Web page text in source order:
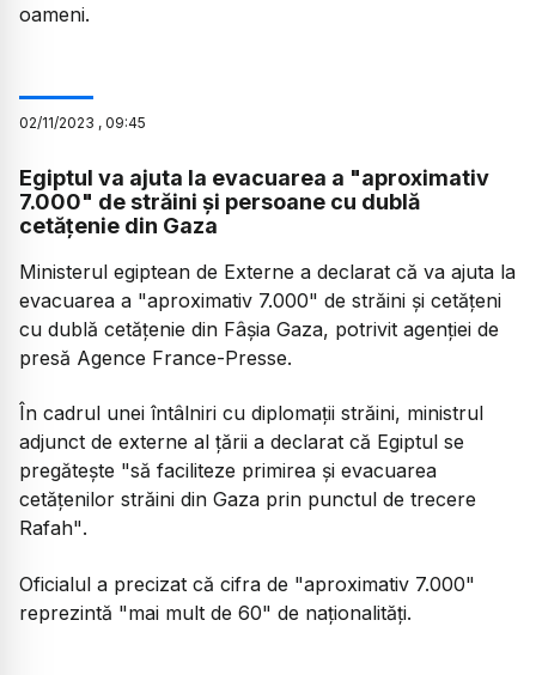
oameni.
02/11/2023 , 09:45
Egiptul va ajuta la evacuarea a "aproximativ
7.000" de străini și persoane cu dublă
cetățenie din Gaza
Ministerul egiptean de Externe a declarat că va ajuta la
evacuarea a "aproximativ 7.000" de străini și cetățeni
cu dublă cetățenie din Fâșia Gaza, potrivit agenției de
presă Agence France-Presse.
În cadrul unei întâlniri cu diplomații străini, ministrul
adjunct de externe al țării a declarat că Egiptul se
pregătește "să faciliteze primirea și evacuarea
cetățenilor străini din Gaza prin punctul de trecere
Rafah".
Oficialul a precizat că cifra de "aproximativ 7.000"
reprezintă "mai mult de 60" de naționalități.